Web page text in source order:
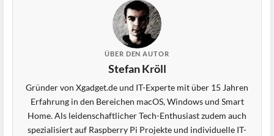
ÜBER DEN AUTOR
Stefan Kröll
Gründer von Xgadget.de und IT-Experte mit über 15 Jahren
Erfahrung in den Bereichen macOS, Windows und Smart
Home. Als leidenschaftlicher Tech-Enthusiast zudem auch
spezialisiert auf Raspberry Pi Projekte und individuelle IT-